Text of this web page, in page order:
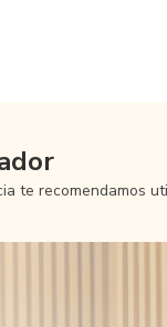
te recomendamos